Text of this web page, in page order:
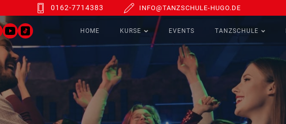
0162-7714383 INFO@TANZSCHULE-HUGO.DE
HOME KURSE EVENTS TANZSCHULE